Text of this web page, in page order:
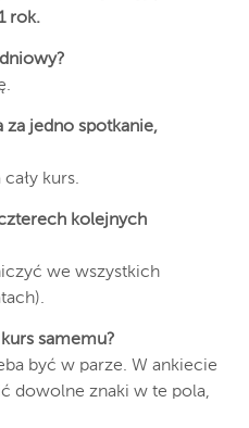
1 rok.
za jedno spotkanie,
kurs.
kolejnych
we wszystkich
samemu?
być w parze. W ankiecie
dowolne znaki w te pola,